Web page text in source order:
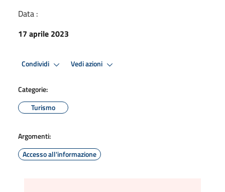
Data :
17 aprile 2023
Condividi Vedi azioni
Categorie:
Turismo
Argomenti:
Accesso all'informazione